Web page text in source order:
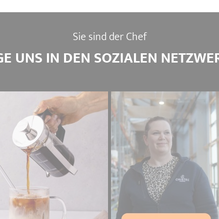
Sie sind der Chef
UNS IN DEN SOZIALEN